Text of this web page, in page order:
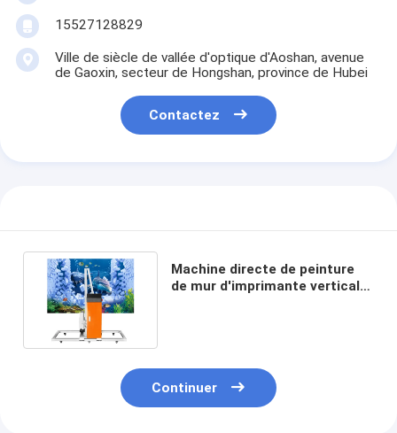
15527128829
Ville de siècle de vallée d'optique d'Aoshan, avenue
de Gaoxin, secteur de Hongshan, province de Hubei
Contactez
Machine directe de peinture
de mur d'imprimante verticale
Continuer